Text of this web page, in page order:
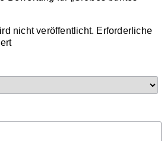
nicht veröffentlicht. Erforderliche